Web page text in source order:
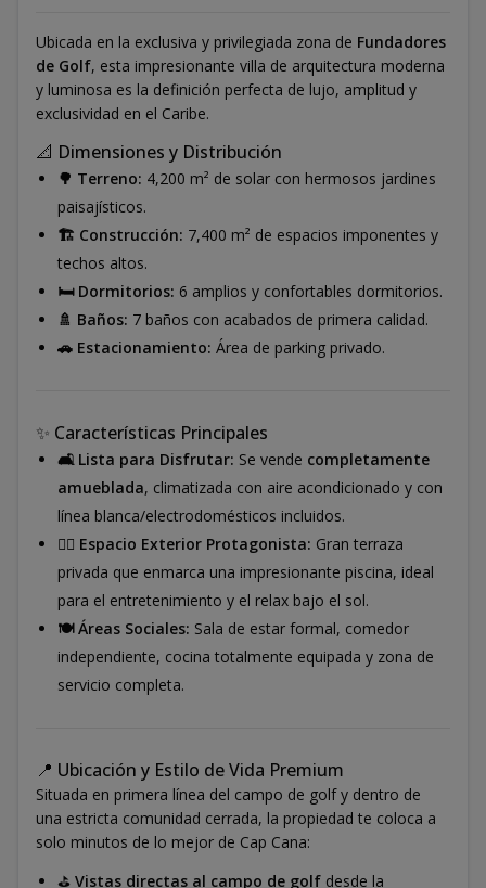
Ubicada en la exclusiva y privilegiada zona de Fundadores
de Golf, esta impresionante villa de arquitectura moderna
y luminosa es la definición perfecta de lujo, amplitud y
exclusividad en el Caribe.
📐 Dimensiones y Distribución
🌳 Terreno: 4,200 m² de solar con hermosos jardines
paisajísticos.
🏗️ Construcción: 7,400 m² de espacios imponentes y
techos altos.
🛏️ Dormitorios: 6 amplios y confortables dormitorios.
🚿 Baños: 7 baños con acabados de primera calidad.
🚗 Estacionamiento: Área de parking privado.
✨ Características Principales
🛋️ Lista para Disfrutar: Se vende completamente
amueblada, climatizada con aire acondicionado y con
línea blanca/electrodomésticos incluidos.
🏊‍♂️ Espacio Exterior Protagonista: Gran terraza
privada que enmarca una impresionante piscina, ideal
para el entretenimiento y el relax bajo el sol.
🍽️ Áreas Sociales: Sala de estar formal, comedor
independiente, cocina totalmente equipada y zona de
servicio completa.
📍 Ubicación y Estilo de Vida Premium
Situada en primera línea del campo de golf y dentro de
una estricta comunidad cerrada, la propiedad te coloca a
solo minutos de lo mejor de Cap Cana:
⛳ Vistas directas al campo de golf desde la